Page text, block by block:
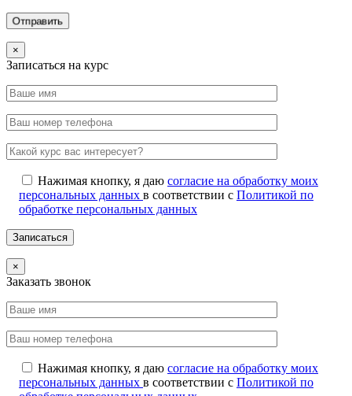
×
Записаться на курс
Нажимая кнопку, я даю согласие на обработку моих
персональных данных в соответствии с Политикой по
обработке персональных данных
×
Заказать звонок
Нажимая кнопку, я даю согласие на обработку моих
персональных данных в соответствии с Политикой по